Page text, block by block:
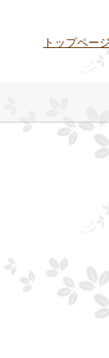
トップページ